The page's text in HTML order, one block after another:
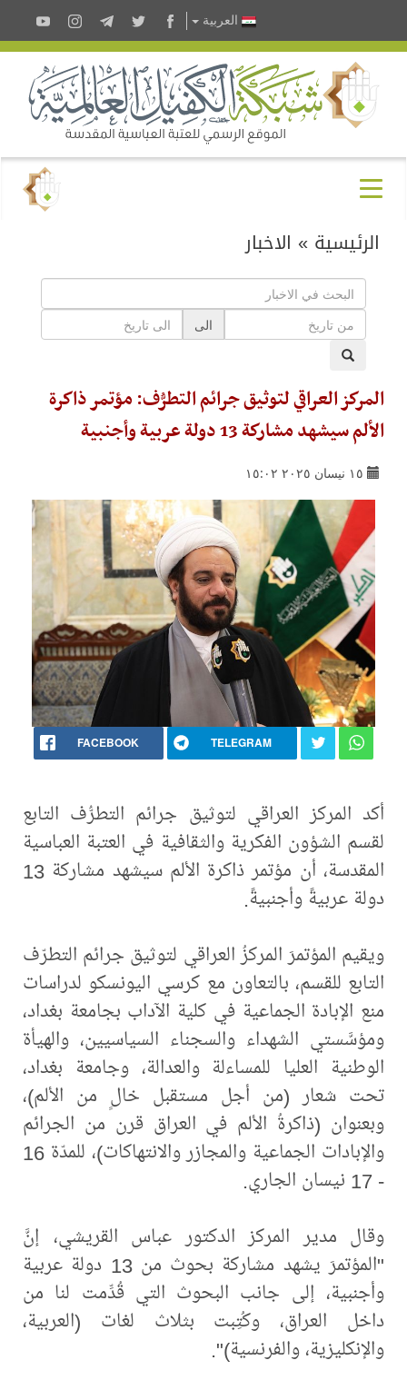
العربية
الرئيسية » الاخبار
الى
المركز العراقي لتوثيق جرائم التطرُّف: مؤتمر ذاكرة
الألم سيشهد مشاركة 13 دولة عربية وأجنبية
١٥ نيسان ٢٠٢٥ ١٥:٠٢
FACEBOOK TELEGRAM
أكد المركز العراقي لتوثيق جرائم التطرُّف التابع
لقسم الشؤون الفكرية والثقافية في العتبة العباسية
المقدسة، أن مؤتمر ذاكرة الألم سيشهد مشاركة 13
دولة عربيةً وأجنبيةً.
ويقيم المؤتمرَ المركزُ العراقي لتوثيق جرائم التطرّف
التابع للقسم، بالتعاون مع كرسي اليونسكو لدراسات
منع الإبادة الجماعية في كلية الآداب بجامعة بغداد،
ومؤسَّستي الشهداء والسجناء السياسيين، والهيأة
الوطنية العليا للمساءلة والعدالة، وجامعة بغداد،
تحت شعار (من أجل مستقبل خالٍ من الألم)،
وبعنوان (ذاكرةُ الألم في العراق قرن من الجرائم
والإبادات الجماعية والمجازر والانتهاكات)، للمدّة 16
- 17 نيسان الجاري.
وقال مدير المركز الدكتور عباس القريشي، إنَّ
"المؤتمرَ يشهد مشاركة بحوث من 13 دولة عربية
وأجنبية، إلى جانب البحوث التي قُدِّمت لنا من
داخل العراق، وكُتِبت بثلاث لغات (العربية،
والإنكليزية، والفرنسية)".